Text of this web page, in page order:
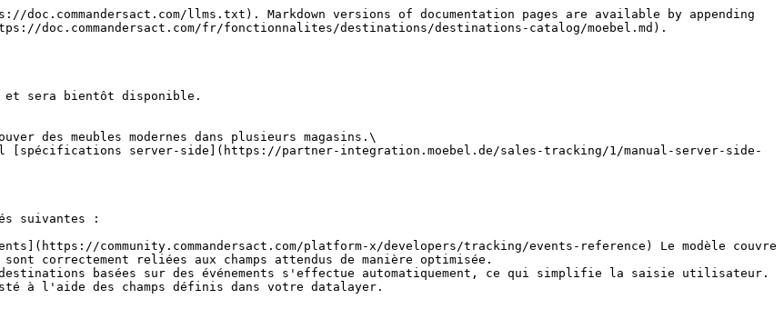
llms.txt). Markdown versions of documentation pages are available by appending
doc.commandersact.com/fr/fonctionnalites/destinations/destinations-catalog/moebel.md).
et sera bientôt disponible.
des meubles modernes dans plusieurs magasins.\
[spécifications server-side](https://partner-integration.moebel.de/sales-tracking/1/manual-server-side-
suivantes :
community.commandersact.com/platform-x/developers/tracking/events-reference) Le modèle couvre
correctement reliées aux champs attendus de manière optimisée.
destinations basées sur des événements s'effectue automatiquement, ce qui simplifie la saisie utilisateur.
à l'aide des champs définis dans votre datalayer.